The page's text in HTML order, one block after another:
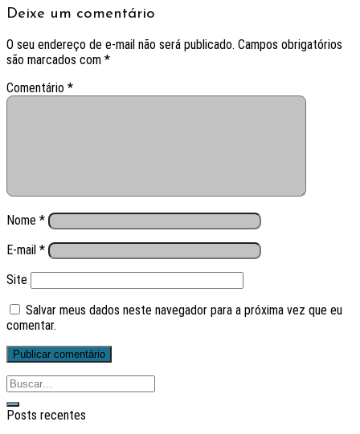
Deixe um comentário
O seu endereço de e-mail não será publicado. Campos obrigatórios
são marcados com *
Comentário *
Nome *
E-mail *
Site
Salvar meus dados neste navegador para a próxima vez que eu
comentar.
Posts recentes